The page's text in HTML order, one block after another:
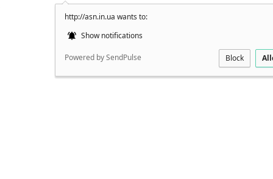
http://asn.in.ua wants to:
Show notifications
Powered by SendPulse Block